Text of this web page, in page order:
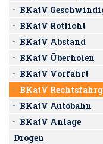
BKatV
BKatV Rotlicht
BKatV Abstand
BKatV Überholen
BKatV Vorfahrt
BKatV
BKatV Autobahn
BKatV Anlage
Drogen